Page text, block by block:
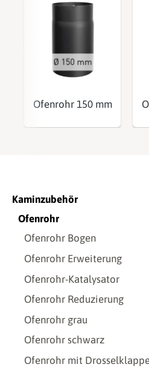
Ofenrohr 150 mm
Kaminzubehör
Ofenrohr
Ofenrohr Bogen
Ofenrohr Erweiterung
Ofenrohr-Katalysator
Ofenrohr Reduzierung
Ofenrohr grau
Ofenrohr schwarz
Ofenrohr mit